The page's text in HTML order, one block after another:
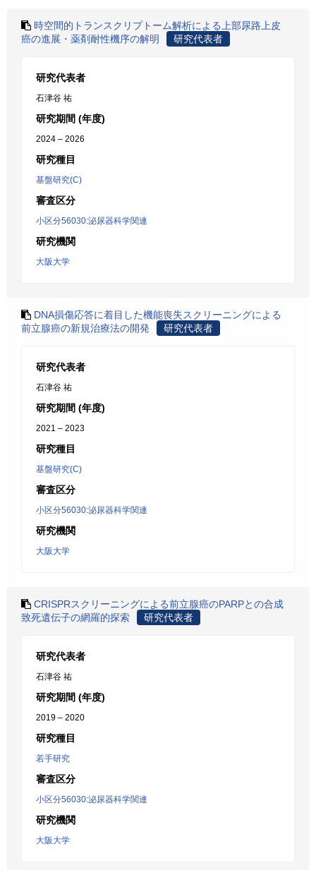
時空間的トランスクリプトーム解析による上部尿路上皮
癌の進展・薬剤耐性機序の解明
研究代表者
研究代表者
石津谷 祐
研究期間 (年度)
2024 – 2026
研究種目
基盤研究(C)
審査区分
小区分56030:泌尿器科学関連
研究機関
大阪大学
DNA損傷応答に着目した機能喪失スクリーニングによる
前立腺癌の新規治療法の開発
研究代表者
研究代表者
石津谷 祐
研究期間 (年度)
2021 – 2023
研究種目
基盤研究(C)
審査区分
小区分56030:泌尿器科学関連
研究機関
大阪大学
CRISPRスクリーニングによる前立腺癌のPARPとの合成
致死遺伝子の網羅的探索
研究代表者
研究代表者
石津谷 祐
研究期間 (年度)
2019 – 2020
研究種目
若手研究
審査区分
小区分56030:泌尿器科学関連
研究機関
大阪大学